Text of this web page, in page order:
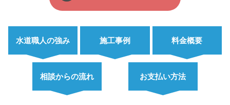
水道職人の強み 施工事例 料金概要
相談からの流れ お支払い方法